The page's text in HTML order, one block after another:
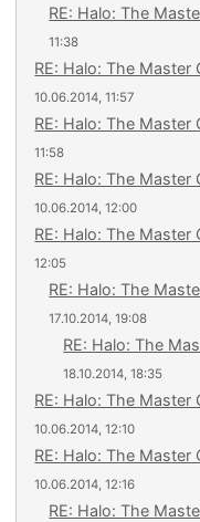
RE: Halo: The
11:38
RE: Halo: The Master
10.06.2014, 11:57
RE: Halo: The Master
11:58
RE: Halo: The Master
10.06.2014, 12:00
RE: Halo: The Master
12:05
RE: Halo: The
17.10.2014, 19:08
RE: Halo: The
18.10.2014, 18:35
RE: Halo: The Master
10.06.2014, 12:10
RE: Halo: The Master
10.06.2014, 12:16
RE: Halo: The